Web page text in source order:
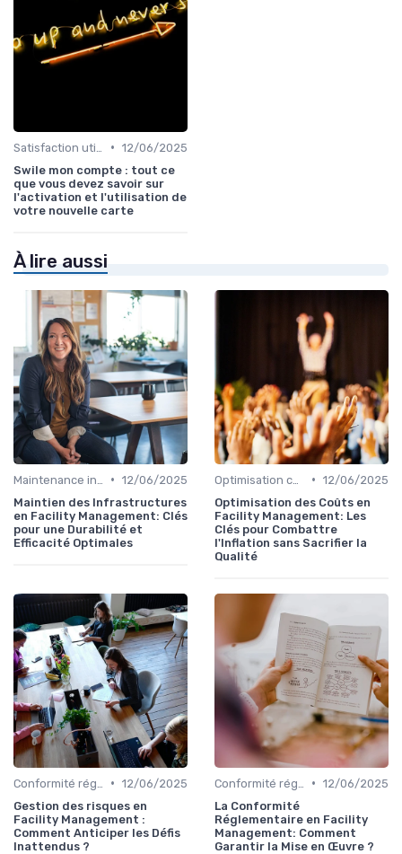
• 12/06/2025
Swile mon compte : tout ce
que vous devez savoir sur
l'activation et l'utilisation de
votre nouvelle carte
À lire aussi
• 12/06/2025
Maintien des Infrastructures
en Facility Management: Clés
pour une Durabilité et
Efficacité Optimales
• 12/06/2025
Optimisation des Coûts en
Facility Management: Les
Clés pour Combattre
l'Inflation sans Sacrifier la
Qualité
• 12/06/2025
Gestion des risques en
Facility Management :
Comment Anticiper les Défis
Inattendus ?
• 12/06/2025
La Conformité
Réglementaire en Facility
Management: Comment
Garantir la Mise en Œuvre ?